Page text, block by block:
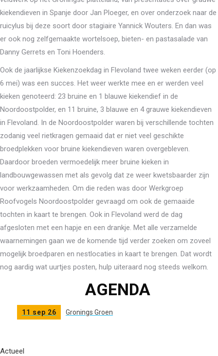
kiekendieven in Spanje door Jan Ploeger, en over onderzoek naar de
ruicylus bij deze soort door stagiaire Yannick Wouters. En dan was
er ook nog zelfgemaakte wortelsoep, bieten- en pastasalade van
Danny Gerrets en Toni Hoenders.
Ook de jaarlijkse Kiekenzoekdag in Flevoland twee weken eerder (op
6 mei) was een succes. Het weer werkte mee en er werden veel
kieken genoteerd: 23 bruine en 1 blauwe kiekendief in de
Noordoostpolder, en 11 bruine, 3 blauwe en 4 grauwe kiekendieven
in Flevoland. In de Noordoostpolder waren bij verschillende tochten
zodanig veel rietkragen gemaaid dat er niet veel geschikte
broedplekken voor bruine kiekendieven waren overgebleven.
Daardoor broeden vermoedelijk meer bruine kieken in
landbouwgewassen met als gevolg dat ze weer kwetsbaarder zijn
voor werkzaamheden. Om die reden was door Werkgroep
Roofvogels Noordoostpolder gevraagd om ook de gemaaide
tochten in kaart te brengen. Ook in Flevoland werd de dag
afgesloten met een hapje en een drankje. Met alle verzamelde
waarnemingen gaan we de komende tijd verder zoeken om zoveel
mogelijk broedparen en nestlocaties in kaart te brengen. Dat wordt
nog aardig wat uurtjes posten, hulp uiteraard nog steeds welkom.
AGENDA
11 sep 26 Gronings Groen
Actueel